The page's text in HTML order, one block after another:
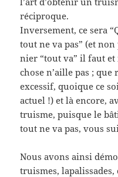
réciproque.
Inversement, ce sera
tout ne va pas” (et
nier “tout va” il faut
chose n’aille pas ;
excessif, quoique ce
actuel !) et là encore,
truisme, puisque le
tout ne va pas, vous
Nous avons ainsi
truismes,